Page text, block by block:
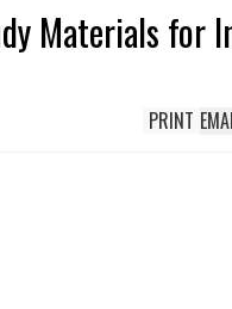
Materials for
PRINT